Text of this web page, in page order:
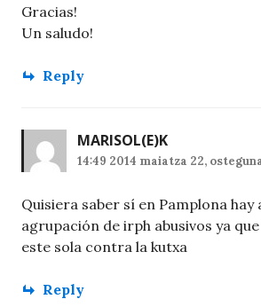
Gracias!
Un saludo!
Reply
MARISOL(E)K
14:49 2014 maiatza 22,
Quisiera saber sí en Pamplona hay
agrupación de irph abusivos ya
este sola contra la kutxa
Reply